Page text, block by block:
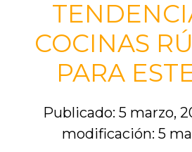
COCINAS
PARA
Publicado: 5 marzo,
modificación: 5